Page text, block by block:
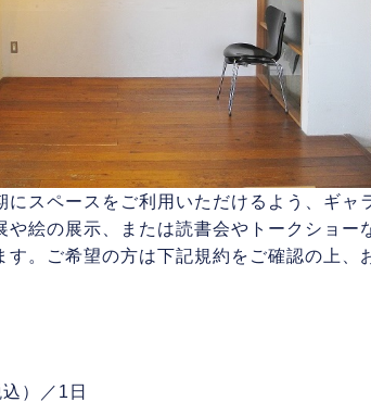
スペースをご利用いただけるよう、ギャ
や絵の展示、または読書会やトークショー
す。ご希望の方は下記規約をご確認の上、
）／1日